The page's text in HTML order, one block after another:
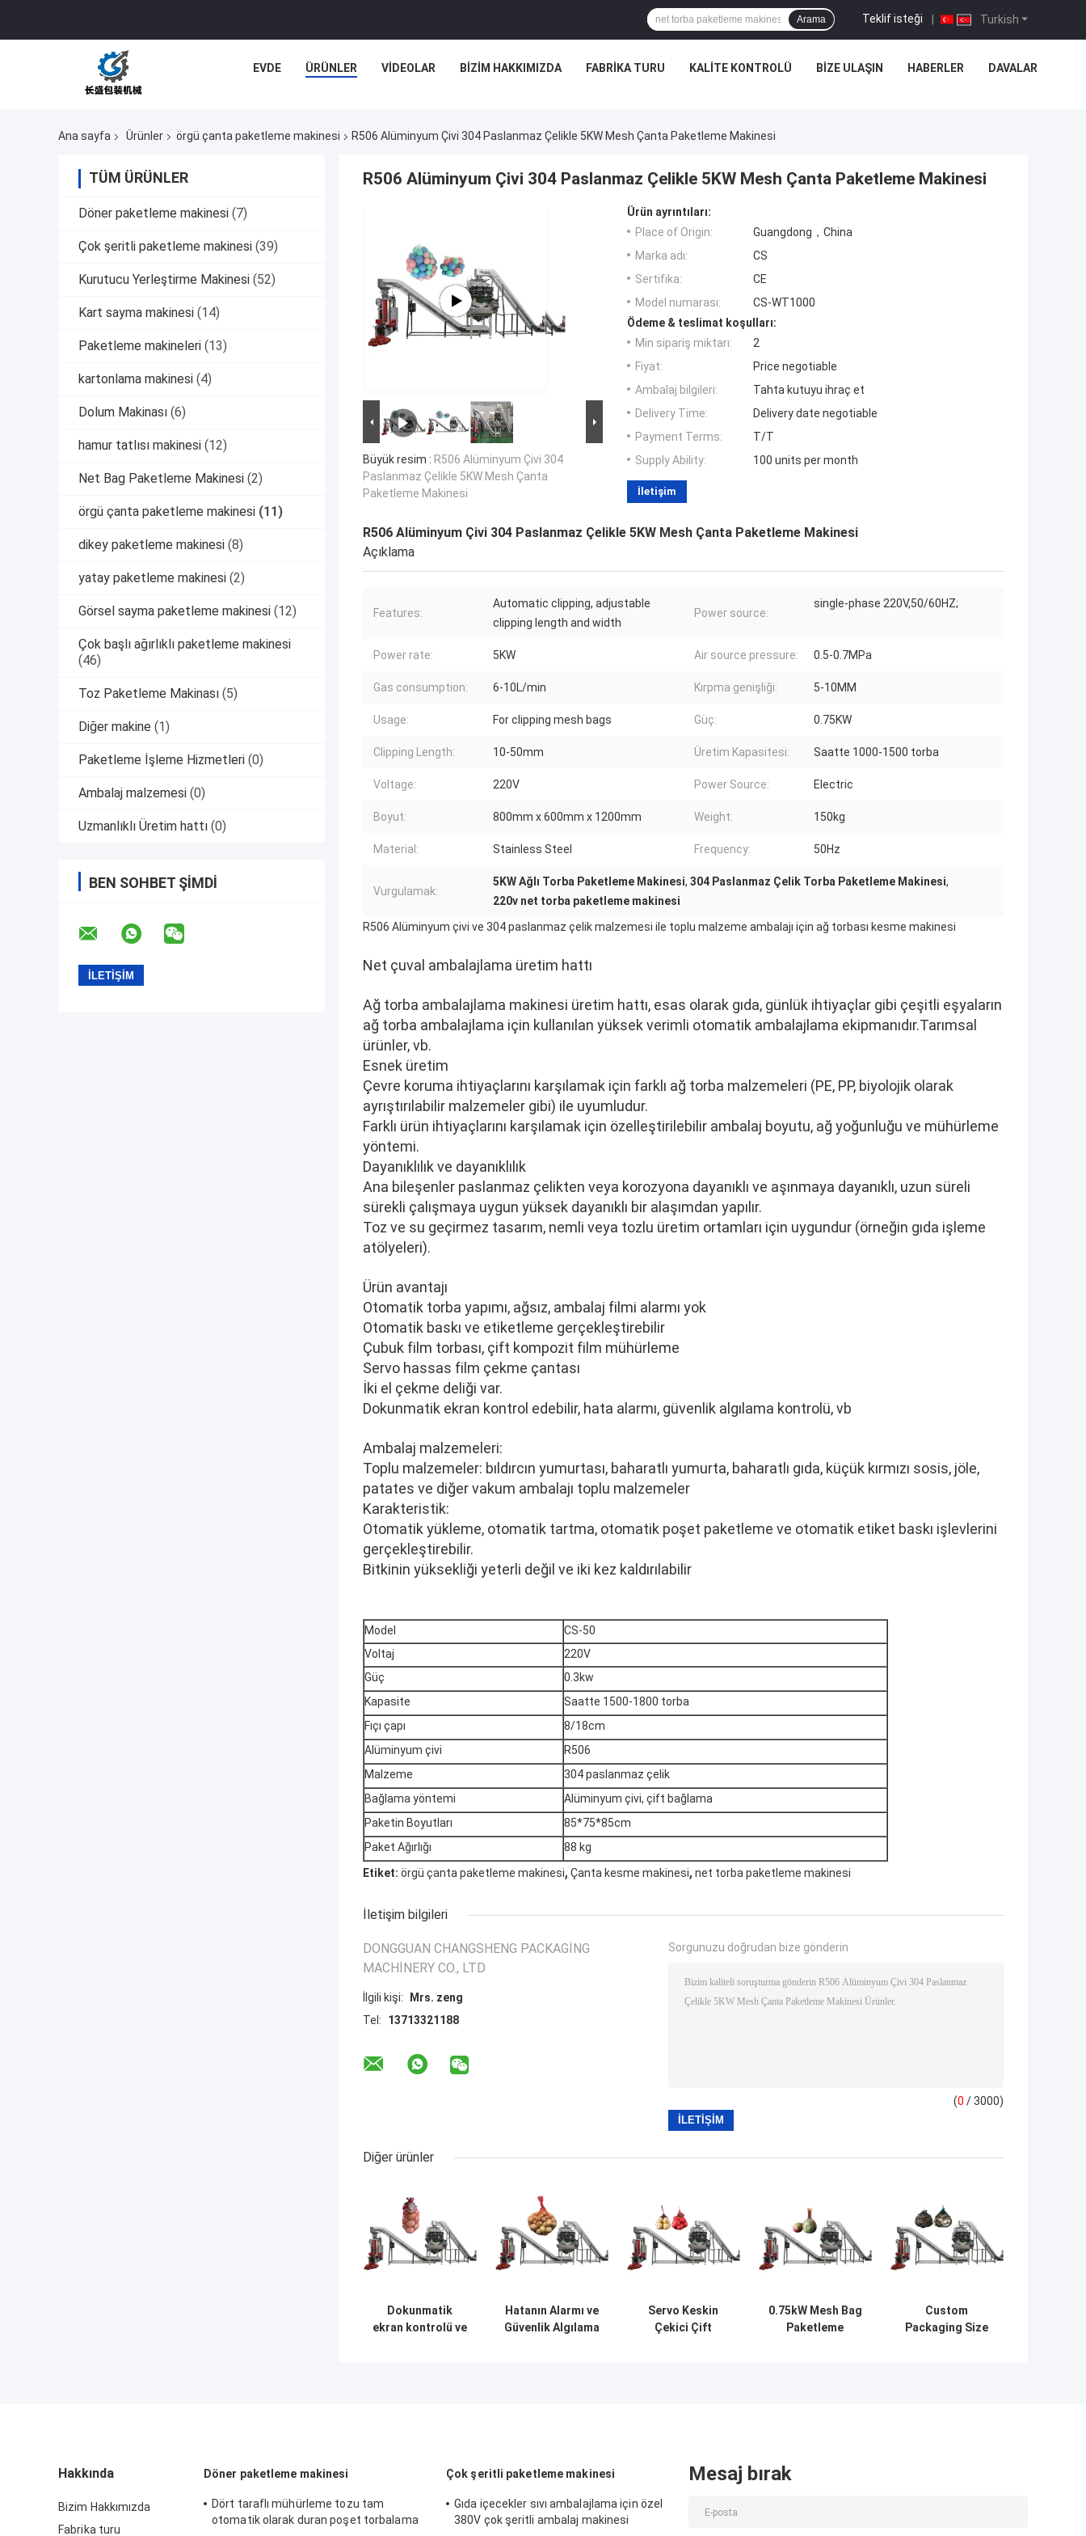
Turkish
Teklif isteği |
Arama
EVDE ÜRÜNLER VIDEOLAR BIZIM HAKKIMIZDA FABRIKA TURU KALITE KONTROLÜ BIZE ULAŞIN HABERLER DAVALAR
Ana sayfa Ürünler örgü çanta paketleme makinesi R506 Alüminyum Çivi 304 Paslanmaz Çelikle 5KW Mesh Çanta Paketleme Makinesi
TÜM ÜRÜNLER
Döner paketleme makinesi (7)
Çok şeritli paketleme makinesi (39)
Kurutucu Yerleştirme Makinesi (52)
Kart sayma makinesi (14)
Paketleme makineleri (13)
kartonlama makinesi (4)
Dolum Makinası (6)
hamur tatlısı makinesi (12)
Net Bag Paketleme Makinesi (2)
örgü çanta paketleme makinesi (11)
dikey paketleme makinesi (8)
yatay paketleme makinesi (2)
Görsel sayma paketleme makinesi (12)
Çok başlı ağırlıklı paketleme makinesi
(46)
Toz Paketleme Makinası (5)
Diğer makine (1)
Paketleme İşleme Hizmetleri (0)
Ambalaj malzemesi (0)
Uzmanlıklı Üretim hattı (0)
BEN SOHBET ŞIMDI
R506 Alüminyum Çivi 304 Paslanmaz Çelikle 5KW Mesh Çanta Paketleme Makinesi
Büyük resim : R506 Alüminyum Çivi 304
Paslanmaz Çelikle 5KW Mesh Çanta
Paketleme Makinesi
Ürün ayrıntıları:
Place of Origin:
Guangdong，China
Marka adı:
CS
Sertifika:
CE
Model numarası:
CS-WT1000
Ödeme & teslimat koşulları:
Min sipariş miktarı:
2
Fiyat:
Price negotiable
Ambalaj bilgileri:
Tahta kutuyu ihraç et
Delivery Time:
Delivery date negotiable
Payment Terms:
T/T
Supply Ability:
100 units per month
İletişim
R506 Alüminyum Çivi 304 Paslanmaz Çelikle 5KW Mesh Çanta Paketleme Makinesi
Açıklama
Features:
Automatic clipping, adjustable
clipping length and width
Power source:
single-phase 220V,50/60HZ;
Power rate: 5KW Air source pressure: 0.5-0.7MPa
Gas consumption: 6-10L/min Kırpma genişliği: 5-10MM
Usage: For clipping mesh bags Güç: 0.75KW
Clipping Length: 10-50mm Üretim Kapasitesi: Saatte 1000-1500 torba
Voltage: 220V Power Source: Electric
Boyut: 800mm x 600mm x 1200mm Weight: 150kg
Material: Stainless Steel Frequency: 50Hz
Vurgulamak:
5KW Ağlı Torba Paketleme Makinesi, 304 Paslanmaz Çelik Torba Paketleme Makinesi,
220v net torba paketleme makinesi
R506 Alüminyum çivi ve 304 paslanmaz çelik malzemesi ile toplu malzeme ambalajı için ağ torbası kesme makinesi
Net çuval ambalajlama üretim hattı
Ağ torba ambalajlama makinesi üretim hattı, esas olarak gıda, günlük ihtiyaçlar gibi çeşitli eşyaların
ağ torba ambalajlama için kullanılan yüksek verimli otomatik ambalajlama ekipmanıdır.Tarımsal
ürünler, vb.
Esnek üretim
Çevre koruma ihtiyaçlarını karşılamak için farklı ağ torba malzemeleri (PE, PP, biyolojik olarak
ayrıştırılabilir malzemeler gibi) ile uyumludur.
Farklı ürün ihtiyaçlarını karşılamak için özelleştirilebilir ambalaj boyutu, ağ yoğunluğu ve mühürleme
yöntemi.
Dayanıklılık ve dayanıklılık
Ana bileşenler paslanmaz çelikten veya korozyona dayanıklı ve aşınmaya dayanıklı, uzun süreli
sürekli çalışmaya uygun yüksek dayanıklı bir alaşımdan yapılır.
Toz ve su geçirmez tasarım, nemli veya tozlu üretim ortamları için uygundur (örneğin gıda işleme
atölyeleri).
Ürün avantajı
Otomatik torba yapımı, ağsız, ambalaj filmi alarmı yok
Otomatik baskı ve etiketleme gerçekleştirebilir
Çubuk film torbası, çift kompozit film mühürleme
Servo hassas film çekme çantası
İki el çekme deliği var.
Dokunmatik ekran kontrol edebilir, hata alarmı, güvenlik algılama kontrolü, vb
Ambalaj malzemeleri:
Toplu malzemeler: bıldırcın yumurtası, baharatlı yumurta, baharatlı gıda, küçük kırmızı sosis, jöle,
patates ve diğer vakum ambalajı toplu malzemeler
Karakteristik:
Otomatik yükleme, otomatik tartma, otomatik poşet paketleme ve otomatik etiket baskı işlevlerini
gerçekleştirebilir.
Bitkinin yüksekliği yeterli değil ve iki kez kaldırılabilir
Model
CS-50
Voltaj
220V
Güç
0.3kw
Kapasite
Saatte 1500-1800 torba
Fıçı çapı
8/18cm
Alüminyum çivi
R506
Malzeme
304 paslanmaz çelik
Bağlama yöntemi
Alüminyum çivi, çift bağlama
Paketin Boyutları
85*75*85cm
Paket Ağırlığı
88 kg
Etiket: örgü çanta paketleme makinesi, Çanta kesme makinesi, net torba paketleme makinesi
İletişim bilgileri
DONGGUAN CHANGSHENG PACKAGING
MACHINERY CO., LTD
İlgili kişi:
Mrs. zeng
Tel:
13713321188
Sorgunuzu doğrudan bize gönderin
(0 / 3000)
Diğer ürünler
Dokunmatik
ekran kontrolü ve
Hatanın Alarmı ve
Güvenlik Algılama
Servo Keskin
Çekici Çift
0.75kW Mesh Bag
Paketleme
Custom
Packaging Size
Hakkında
Bizim Hakkımızda
Fabrika turu
Döner paketleme makinesi
Dört taraflı mühürleme tozu tam
otomatik olarak duran poşet torbalama
Çok şeritli paketleme makinesi
Gıda içecekler sıvı ambalajlama için özel
380V çok şeritli ambalaj makinesi
Mesaj bırak